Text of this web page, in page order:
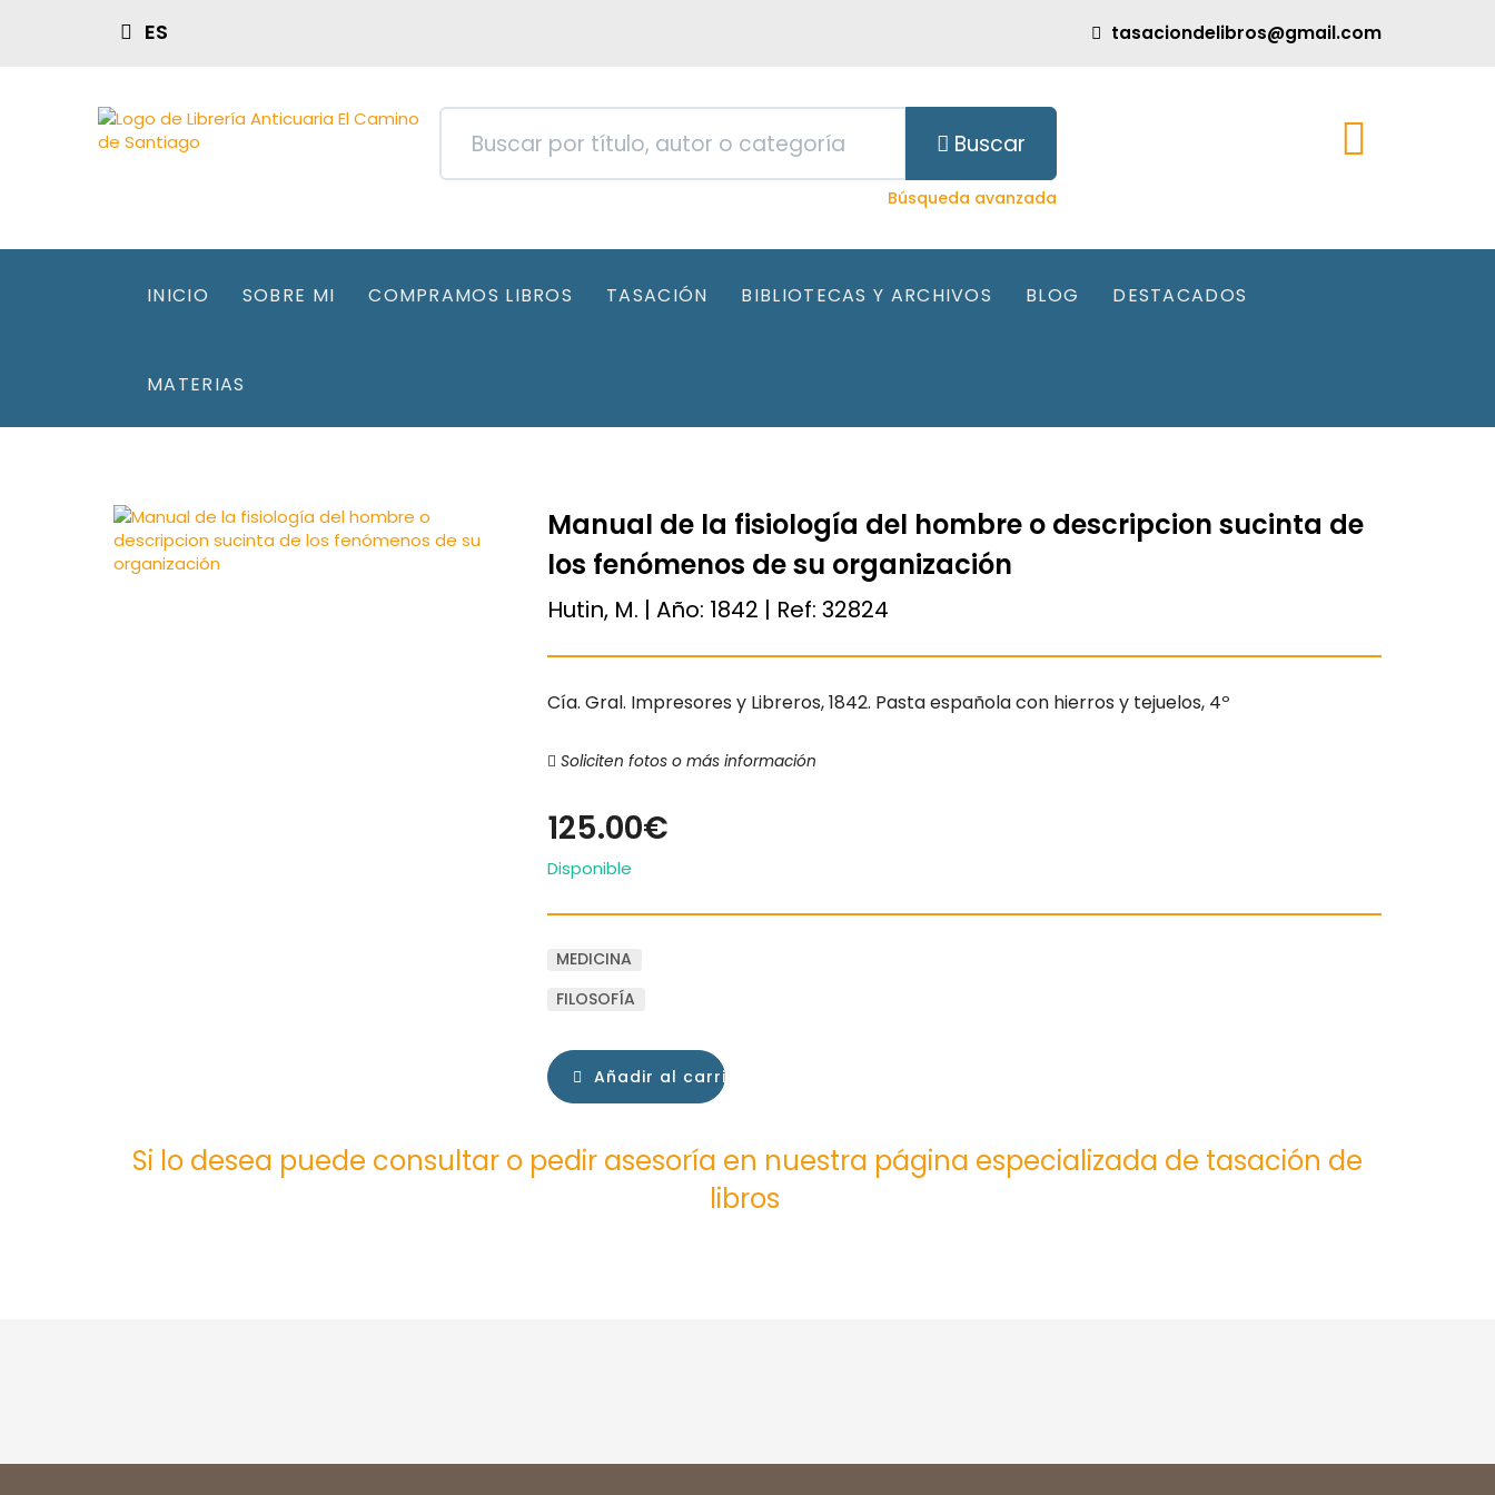
ES tasaciondelibros@gmail.com
Buscar
Búsqueda avanzada
INICIO SOBRE MI COMPRAMOS LIBROS TASACIÓN BIBLIOTECAS Y ARCHIVOS BLOG DESTACADOS
MATERIAS
Manual de la fisiología del hombre o descripcion sucinta de
los fenómenos de su organización
Hutin, M. | Año: 1842 | Ref: 32824
Cía. Gral. Impresores y Libreros, 1842. Pasta española con hierros y tejuelos, 4º
Soliciten fotos o más información
125.00€
Disponible
MEDICINA
FILOSOFÍA
Añadir al carrito
Si lo desea puede consultar o pedir asesoría en nuestra página especializada de tasación de
libros